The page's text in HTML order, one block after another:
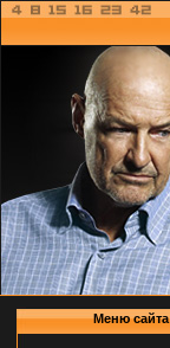
Меню сайта